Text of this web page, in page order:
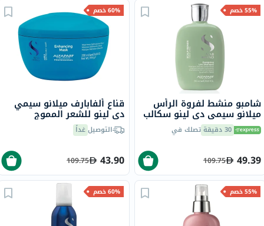
55% خصم
شامبو منشط لفروة الرأس
ميلانو سيمي دي لينو سكالب
رينيو ألفابارف ميلانو، 250 مل
30 دقيقة تصلك في
49.39
109.75
60% خصم
قناع ألفابارف ميلانو سيمي
دي لينو للشعر المموج
والمجعد ، 200 مل
التوصيلغداً
43.90
109.75
55% خصم 60% خصم